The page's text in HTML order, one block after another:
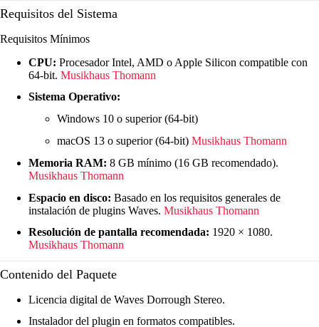
Requisitos del Sistema
Requisitos Mínimos
CPU: Procesador Intel, AMD o Apple Silicon compatible con
64-bit. Musikhaus Thomann
Sistema Operativo:
Windows 10 o superior (64-bit)
macOS 13 o superior (64-bit) Musikhaus Thomann
Memoria RAM: 8 GB mínimo (16 GB recomendado).
Musikhaus Thomann
Espacio en disco: Basado en los requisitos generales de
instalación de plugins Waves. Musikhaus Thomann
Resolución de pantalla recomendada: 1920 × 1080.
Musikhaus Thomann
Contenido del Paquete
Licencia digital de Waves Dorrough Stereo.
Instalador del plugin en formatos compatibles.